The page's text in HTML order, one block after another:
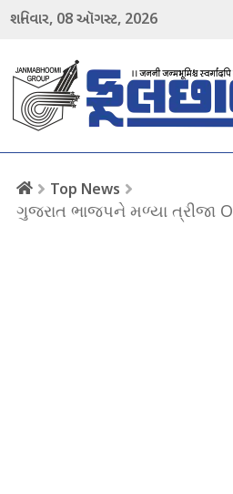
શનિવાર, 08ઑગસ્ટ, 2026
Top News
ગુજરાત ભાજપને મળ્યા ત્રીજા